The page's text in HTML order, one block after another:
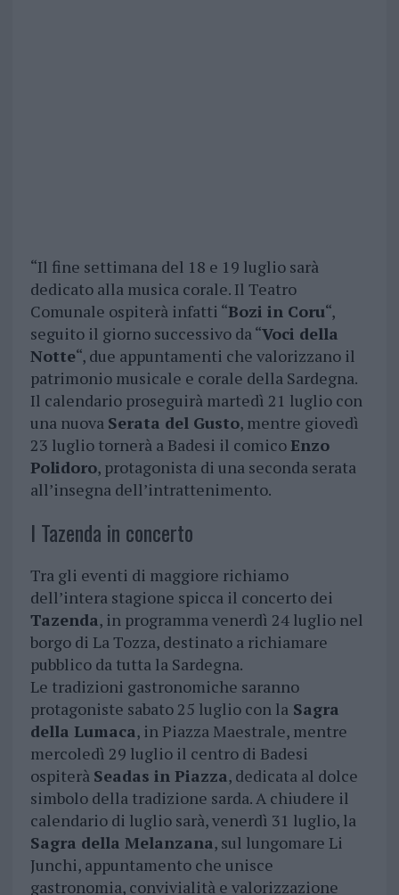
“Il fine settimana del 18 e 19 luglio sarà
dedicato alla musica corale. Il Teatro
Comunale ospiterà infatti “Bozi in Coru“,
seguito il giorno successivo da “Voci della
Notte“, due appuntamenti che valorizzano il
patrimonio musicale e corale della Sardegna.
Il calendario proseguirà martedì 21 luglio con
una nuova Serata del Gusto, mentre giovedì
23 luglio tornerà a Badesi il comicoEnzo
Polidoro, protagonista di una seconda serata
all’insegna dell’intrattenimento.
I Tazenda in concerto
Tra gli eventi di maggiore richiamo
dell’intera stagione spicca il concerto dei
Tazenda, in programma venerdì 24 luglio nel
borgo di La Tozza, destinato a richiamare
pubblico da tutta la Sardegna.
Le tradizioni gastronomiche saranno
protagoniste sabato 25 luglio con laSagra
della Lumaca, in Piazza Maestrale, mentre
mercoledì 29 luglio il centro di Badesi
ospiterà Seadas in Piazza, dedicata al dolce
simbolo della tradizione sarda. A chiudere il
calendario di luglio sarà, venerdì 31 luglio, la
Sagra della Melanzana, sul lungomare Li
Junchi, appuntamento che unisce
gastronomia, convivialità e valorizzazione